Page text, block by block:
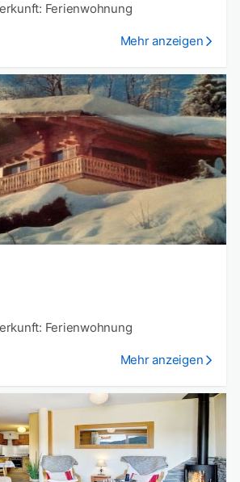
Ferienwohnung
Mehr anzeigen
Ferienwohnung
Mehr anzeigen